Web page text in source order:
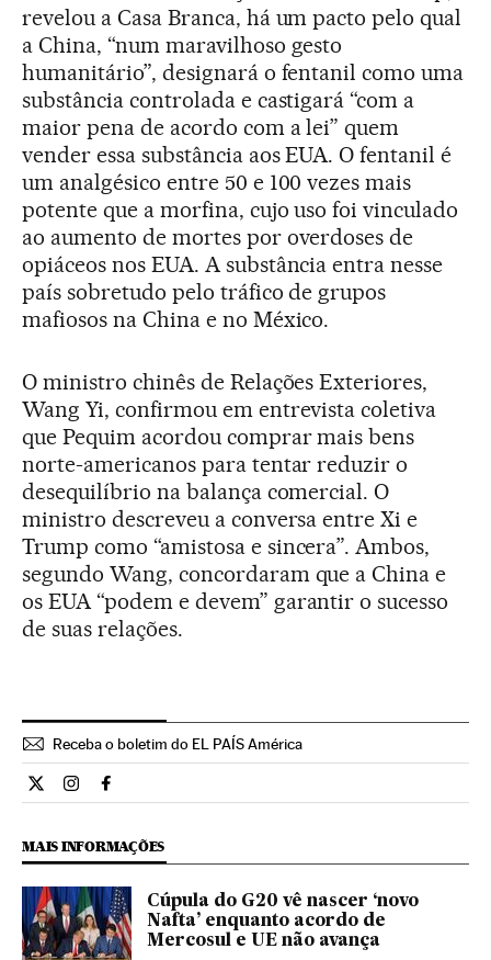
revelou a Casa Branca, há um pacto pelo qual
a China, “num maravilhoso gesto
humanitário”, designará o fentanil como uma
substância controlada e castigará “com a
maior pena de acordo com a lei” quem
vender essa substância aos EUA. O fentanil é
um analgésico entre 50 e 100 vezes mais
potente que a morfina, cujo uso foi vinculado
ao aumento de mortes por overdoses de
opiáceos nos EUA. A substância entra nesse
país sobretudo pelo tráfico de grupos
mafiosos na China e no México.
O ministro chinês de Relações Exteriores,
Wang Yi, confirmou em entrevista coletiva
que Pequim acordou comprar mais bens
norte-americanos para tentar reduzir o
desequilíbrio na balança comercial. O
ministro descreveu a conversa entre Xi e
Trump como “amistosa e sincera”. Ambos,
segundo Wang, concordaram que a China e
os EUA “podem e devem” garantir o sucesso
de suas relações.
Receba o boletim do EL PAÍS América
Internacional El País Brasil en Twitter
Internacional El País Brasil en Instagram
Internacional El País Brasil en Facebook
MAIS INFORMAÇÕES
Cúpula do G20 vê nascer ‘novo
Nafta’ enquanto acordo de
Mercosul e UE não avança